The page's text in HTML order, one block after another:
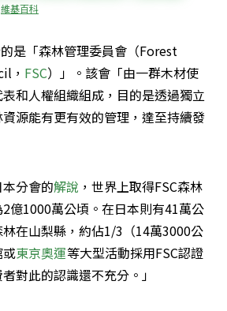
維基百科
的是「森林管理委員會（Forest
， FSC）」。該會「由一群木材使
和人權組織組成，目的是透過獨立
源能有更有效的管理，達至持續發
分會的解說 ，世界上取得FSC森林
億1000萬公頃。在日本則有41萬公
在山梨縣，約佔1/3（14萬3000公
東京奧運等大型活動採用FSC認證
對此的認識還不充分。」